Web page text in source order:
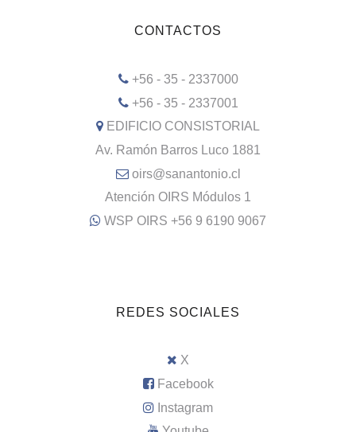
CONTACTOS
+56 - 35 - 2337000
+56 - 35 - 2337001
EDIFICIO CONSISTORIAL
Av. Ramón Barros Luco 1881
oirs@sanantonio.cl
Atención OIRS Módulos 1
WSP OIRS +56 9 6190 9067
REDES SOCIALES
X
Facebook
Instagram